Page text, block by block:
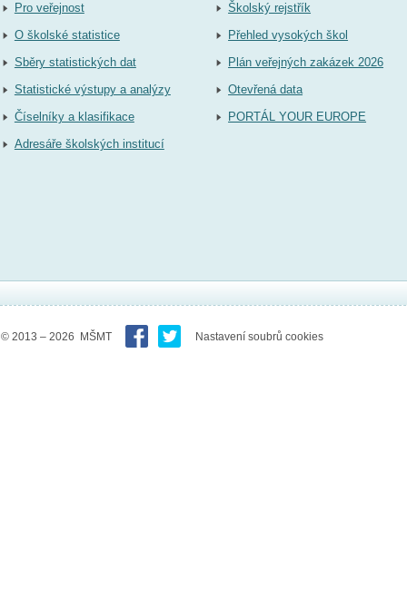
Pro veřejnost
O školské statistice
Sběry statistických dat
Statistické výstupy a analýzy
Číselníky a klasifikace
Adresáře školských institucí
Školský rejstřík
Přehled vysokých škol
Plán veřejných zakázek 2026
Otevřená data
PORTÁL YOUR EUROPE
© 2013 – 2026 MŠMT Nastavení soubrů cookies